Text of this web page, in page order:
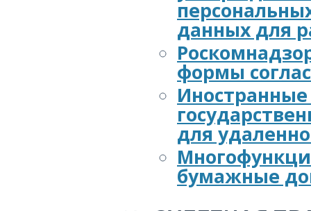
данных для
формы
Иностранные
для
бумажные